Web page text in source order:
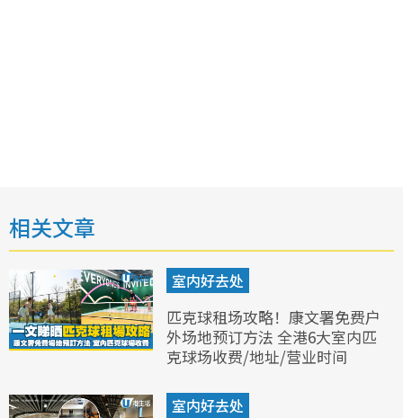
相关文章
室内好去处
匹克球租场攻略！康文署免费户
外场地预订方法 全港6大室内匹
克球场收费/地址/营业时间
室内好去处